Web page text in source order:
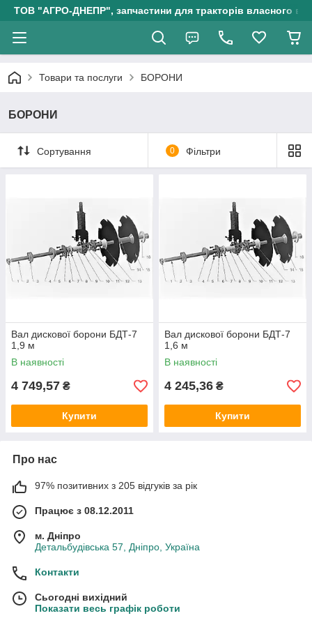
ТОВ "АГРО-ДНЕПР", запчастини для тракторів власного
Товари та послуги БОРОНИ
БОРОНИ
Сортування 0 Фільтри
Вал дискової борони БДТ-7
1,9 м
В наявності
4 749,57 ₴
Купити
Вал дискової борони БДТ-7
1,6 м
В наявності
4 245,36 ₴
Купити
Про нас
97% позитивних з 205 відгуків за рік
Працює з 08.12.2011
м. Дніпро
Детальбудівська 57, Дніпро, Україна
Контакти
Сьогодні вихідний
Показати весь графік роботи